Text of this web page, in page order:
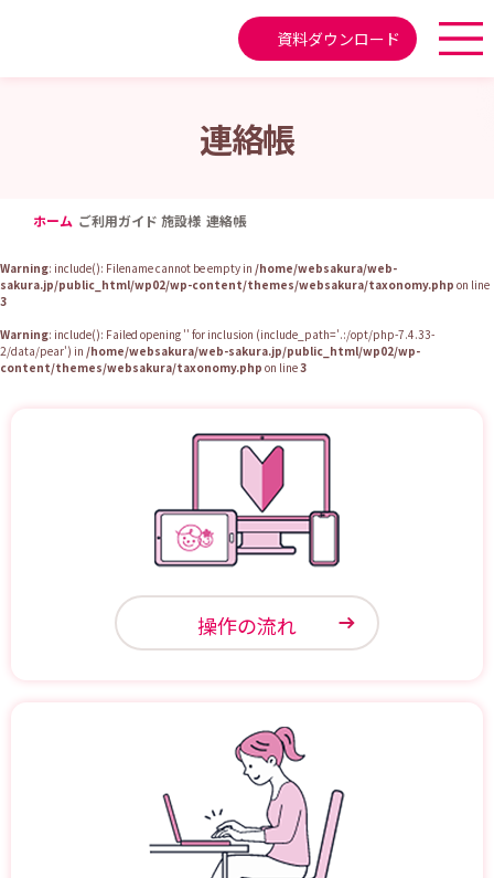
資料ダウンロード
連絡帳
ホーム ご利用ガイド 施設様 連絡帳
Warning: include(): Filename cannot be empty in /home/websakura/web-
sakura.jp/public_html/wp02/wp-content/themes/websakura/taxonomy.php on line
3
Warning: include(): Failed opening '' for inclusion (include_path='.:/opt/php-7.4.33-
2/data/pear') in /home/websakura/web-sakura.jp/public_html/wp02/wp-
content/themes/websakura/taxonomy.php on line3
操作の流れ